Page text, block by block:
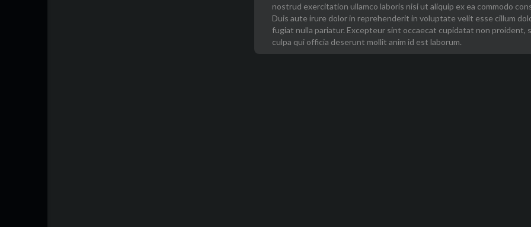
nostrud exercitation ullamco laboris nisi ut aliquip ex ea commodo
Duis aute irure dolor in reprehenderit in voluptate velit esse cillum
fugiat nulla pariatur. Excepteur sint occaecat cupidatat non proident,
culpa qui officia deserunt mollit anim id est laborum.